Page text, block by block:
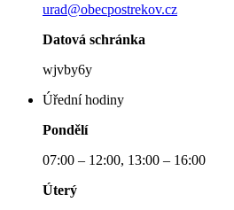
urad@obecpostrekov.cz
Datová schránka
wjvby6y
Úřední hodiny
Pondělí
07:00 – 12:00, 13:00 – 16:00
Úterý